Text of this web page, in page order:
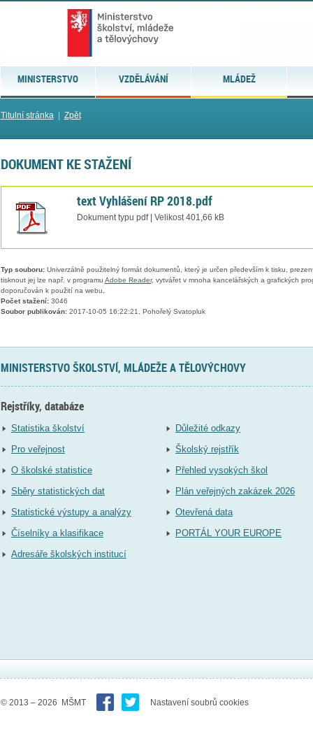
MINISTERSTVO VZDĚLÁVÁNÍ MLÁDEŽ
Titulní stránka| Zpět
DOKUMENT KE STAŽENÍ
text Vyhlášení RP 2018.pdf
Dokument typu pdf | Velikost 401,66 kB
Typ souboru:Univerzálně použitelný formát dokumentů, který je určen především k tisku,
tisknout jej lze např. v programu Adobe Reader, vytvářet v mnoha kancelářských a grafických
doporučován k použití na webu.
Počet stažení:3046
Soubor publikován:2017-10-05 16:22:21, Pohořelý Svatopluk
MINISTERSTVO ŠKOLSTVÍ, MLÁDEŽE A TĚLOVÝCHOVY
Rejstříky, databáze
Statistika školství
Pro veřejnost
O školské statistice
Sběry statistických dat
Statistické výstupy a analýzy
Číselníky a klasifikace
Adresáře školských institucí
Důležité odkazy
Školský rejstřík
Přehled vysokých škol
Plán veřejných zakázek 2026
Otevřená data
PORTÁL YOUR EUROPE
© 2013 – 2026 MŠMT Nastavení soubrů cookies